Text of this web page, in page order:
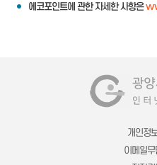
에코포인트에 관한 자세한 사항은
개인정
이메일